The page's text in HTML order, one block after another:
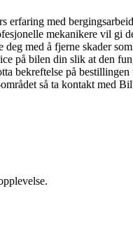
med
mekanikere vil gi
med å fjerne skader
på bilen din slik at den
på
så ta kontakt med